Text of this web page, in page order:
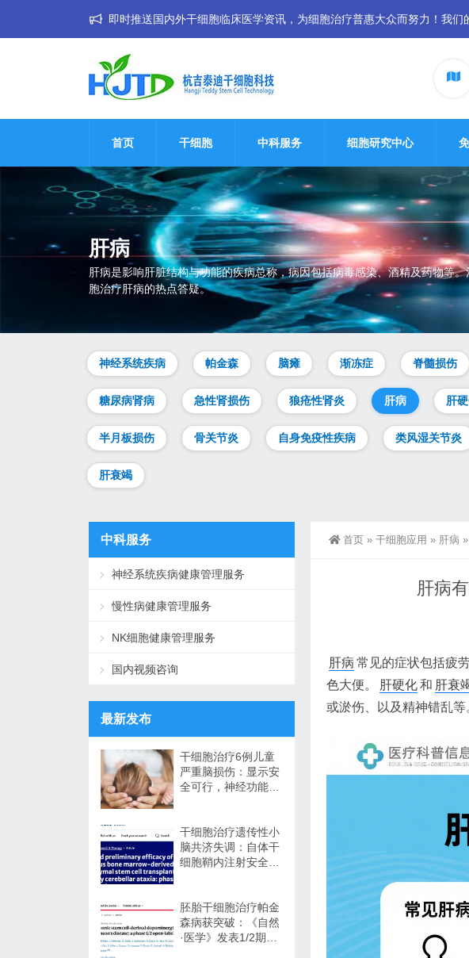
即时推送国内外干细胞临床医学资讯，为细胞治疗普惠大众而努力！我
首页 干细胞 中科服务 细胞研究中心
肝病
肝病是影响肝脏结构与功能的疾病总称，病因包括病毒感染、酒精及药物等
胞治疗肝病的热点答疑。
神经系统疾病 帕金森 脑瘫 渐冻症 脊髓损伤
糖尿病肾病 急性肾损伤 狼疮性肾炎 肝病 肝
半月板损伤 骨关节炎 自身免疫性疾病 类风湿关节炎
肝衰竭
首页 » 干细胞应用 » 肝病 »
肝病
肝病 常见的症状包括疲
色大便。
肝硬化和 肝衰
或淤伤、以及精神错乱等
中科服务
神经系统疾病健康管理服务
慢性病健康管理服务
NK细胞健康管理服务
国内视频咨询
最新发布
干细胞治疗6例儿童
严重脑损伤：显示安
全可行，神经功能改
干细胞治疗遗传性小
脑共济失调：自体干
细胞鞘内注射安全性
胚胎干细胞治疗帕金
森病获突破：《自然
·医学》发表1/2期临